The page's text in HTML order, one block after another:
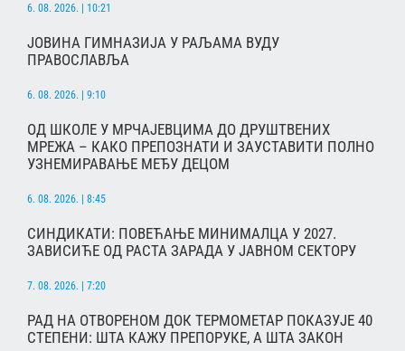
6. 08. 2026. | 10:21
ЈОВИНА ГИМНАЗИЈА У РАЉАМА ВУДУ
ПРАВОСЛАВЉА
6. 08. 2026. | 9:10
ОД ШКОЛЕ У МРЧАЈЕВЦИМА ДО ДРУШТВЕНИХ
МРЕЖА – КАКО ПРЕПОЗНАТИ И ЗАУСТАВИТИ ПОЛНО
УЗНЕМИРАВАЊЕ МЕЂУ ДЕЦОМ
6. 08. 2026. | 8:45
СИНДИКАТИ: ПОВЕЋАЊЕ МИНИМАЛЦА У 2027.
ЗАВИСИЋЕ ОД РАСТА ЗАРАДА У ЈАВНОМ СЕКТОРУ
7. 08. 2026. | 7:20
РАД НА ОТВОРЕНОМ ДОК ТЕРМОМЕТАР ПОКАЗУЈЕ 40
СТЕПЕНИ: ШТА КАЖУ ПРЕПОРУКЕ, А ШТА ЗАКОН